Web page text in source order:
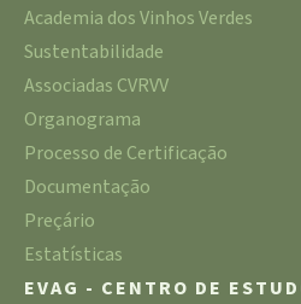
Academia dos Vinhos Verdes
Sustentabilidade
Associadas CVRVV
Organograma
Processo de Certificação
Documentação
Preçário
Estatísticas
EVAG - CENTRO DE